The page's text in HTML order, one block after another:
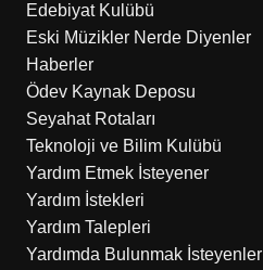
Edebiyat Kulübü
Eski Müzikler Nerde Diyenler
Haberler
Ödev Kaynak Deposu
Seyahat Rotaları
Teknoloji ve Bilim Kulübü
Yardım Etmek İsteyener
Yardım İstekleri
Yardım Talepleri
Yardımda Bulunmak İsteyenler